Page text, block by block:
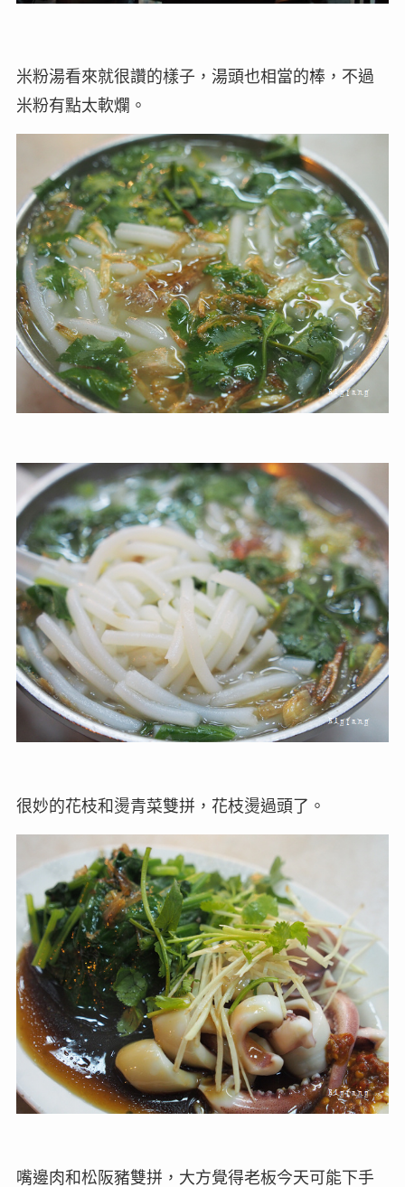
米粉湯看來就很讚的樣子，湯頭也相當的棒，不過
米粉有點太軟爛。
很妙的花枝和燙青菜雙拼，花枝燙過頭了。
嘴邊肉和松阪豬雙拼，大方覺得老板今天可能下手